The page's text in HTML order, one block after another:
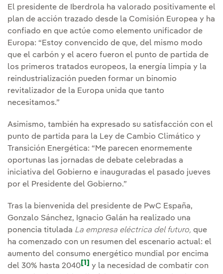
El presidente de Iberdrola ha valorado positivamente el
plan de acción trazado desde la Comisión Europea y ha
confiado en que actúe como elemento unificador de
Europa: “Estoy convencido de que, del mismo modo
que el carbón y el acero fueron el punto de partida de
los primeros tratados europeos, la energía limpia y la
reindustrialización pueden formar un binomio
revitalizador de la Europa unida que tanto
necesitamos.”
Asimismo, también ha expresado su satisfacción con el
punto de partida para la Ley de Cambio Climático y
Transición Energética: “Me parecen enormemente
oportunas las jornadas de debate celebradas a
iniciativa del Gobierno e inauguradas el pasado jueves
por el Presidente del Gobierno.”
Tras la bienvenida del presidente de PwC España,
Gonzalo Sánchez, Ignacio Galán ha realizado una
ponencia titulada La empresa eléctrica del futuro, que
ha comenzado con un resumen del escenario actual: el
aumento del consumo energético mundial por encima
del 30% hasta 2040[1] y la necesidad de combatir con